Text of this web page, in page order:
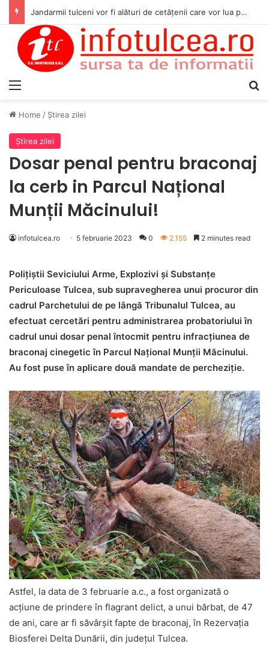
Jandarmii tulceni vor fi alături de cetățenii care vor lua parte la Festivalul Folk Țestos
Home / Ştirea zilei
Ştirea zilei
Dosar penal pentru braconaj
la cerb in Parcul Național
Munții Măcinului!
infotulcea.ro 5 februarie 2023 0 2.155 2 minutes read
Poliţiştii Seviciului Arme, Explozivi și Substanțe
Periculoase Tulcea, sub supravegherea unui procuror din
cadrul Parchetului de pe lângă Tribunalul Tulcea, au
efectuat cercetări pentru administrarea probatoriului în
cadrul unui dosar penal întocmit pentru infracțiunea de
braconaj cinegetic în Parcul Național Munții Măcinului.
Au fost puse în aplicare două mandate de percheziție.
Astfel, la data de 3 februarie a.c., a fost organizată o
acțiune de prindere în flagrant delict, a unui bărbat, de 47
de ani, care ar fi săvârșit fapte de braconaj, în Rezervația
Biosferei Delta Dunării, din județul Tulcea.